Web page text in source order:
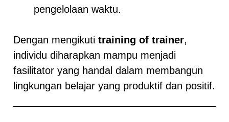
pengelolaan waktu.
Dengan mengikuti training of trainer,
individu diharapkan mampu menjadi
fasilitator yang handal dalam membangun
lingkungan belajar yang produktif dan positif.